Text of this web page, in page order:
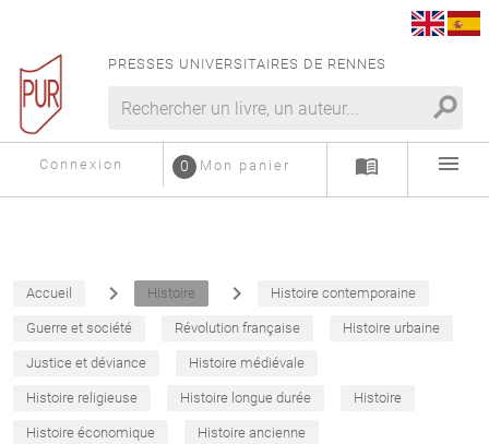
PRESSES UNIVERSITAIRES DE RENNES
search
Connexion Mon panier
0 menu_book menu
Accueil navigate_next Histoire navigate_next Histoire contemporaine
Guerre et société Révolution française Histoire urbaine
Justice et déviance Histoire médiévale
Histoire religieuse Histoire longue durée Histoire
Histoire économique Histoire ancienne